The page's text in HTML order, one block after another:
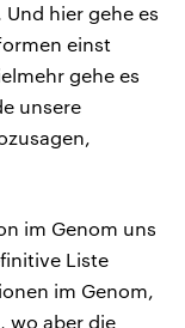
hier gehe es
einst
gehe es
unsere
im Genom uns
Liste
im Genom,
wo aber die